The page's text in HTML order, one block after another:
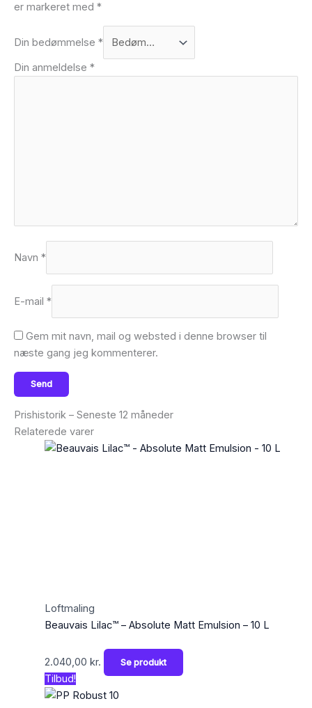
er markeret med *
Din bedømmelse *
Din anmeldelse *
Navn *
E-mail *
Gem mit navn, mail og websted i denne browser til
næste gang jeg kommenterer.
Prishistorik – Seneste 12 måneder
Relaterede varer
Loftmaling
Beauvais Lilac™ – Absolute Matt Emulsion – 10 L
2.040,00 kr. Se produkt
Tilbud!